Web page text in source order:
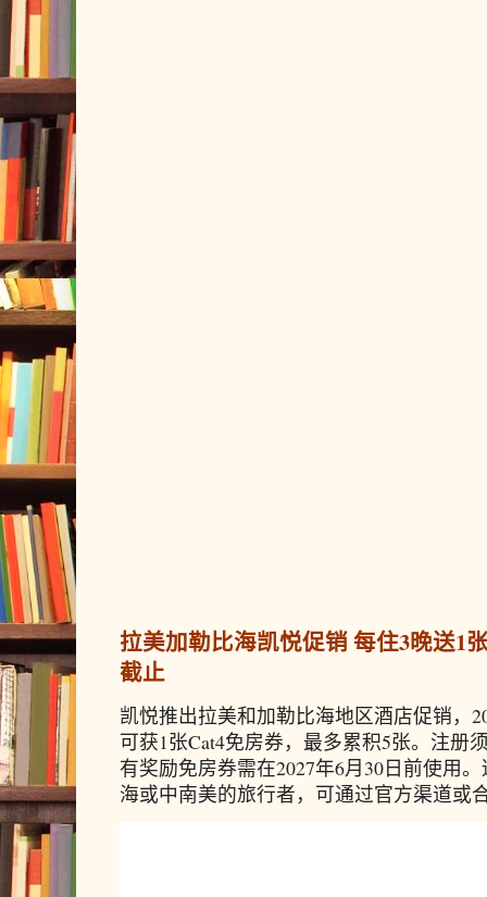
拉美加勒比海凯悦促销 每住3晚送1
截止
凯悦推出拉美和加勒比海地区酒店促销，
可获1张Cat4免房券，最多累积5张。注册
有奖励免房券需在2027年6月30日前使用
海或中南美的旅行者，可通过官方渠道或